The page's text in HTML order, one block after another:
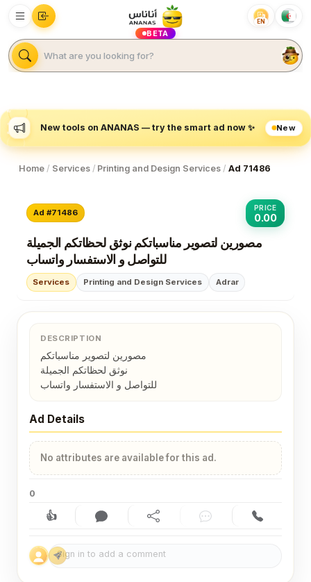
EN
BETA
New tools on ANANAS — try the smart ad now ✨ New
Home / Services / Printing and Design Services / Ad 71486
Ad #71486
PRICE
0.00
مصورين لتصوير مناسباتكم نوثق لحظاتكم الجميلة
للتواصل و الاستفسار واتساب
Services Printing and Design Services Adrar
DESCRIPTION
مصورين لتصوير مناسباتكم
نوثق لحظاتكم الجميلة
للتواصل و الاستفسار واتساب
Ad Details
No attributes are available for this ad.
0
👍
Like (0) Comment (0)Share Chat Contact